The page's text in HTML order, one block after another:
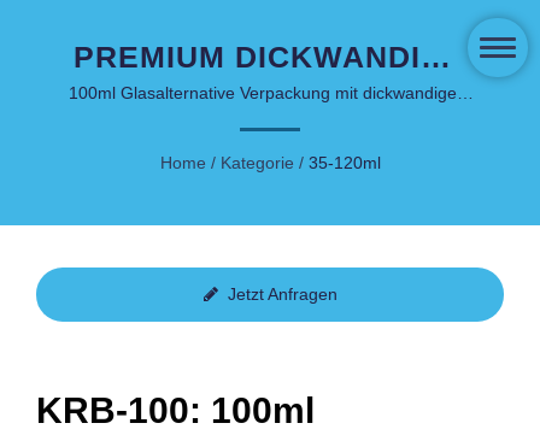
PREMIUM DICKWANDIGE
PET-RUNDFLASCHE FÜR
LUXURIÖSE
HAUTPFLEGE
100ml Glasalternative Verpackung mit dickwandigem
Home / Kategorie / 35-120ml
Jetzt Anfragen
KRB-100: 100ml